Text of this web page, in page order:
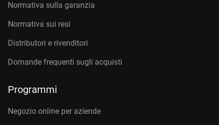
Normativa sulla garanzia
Normativa sui resi
Distributori e rivenditori
Domande frequenti sugli acquisti
Programmi
Negozio online per aziende